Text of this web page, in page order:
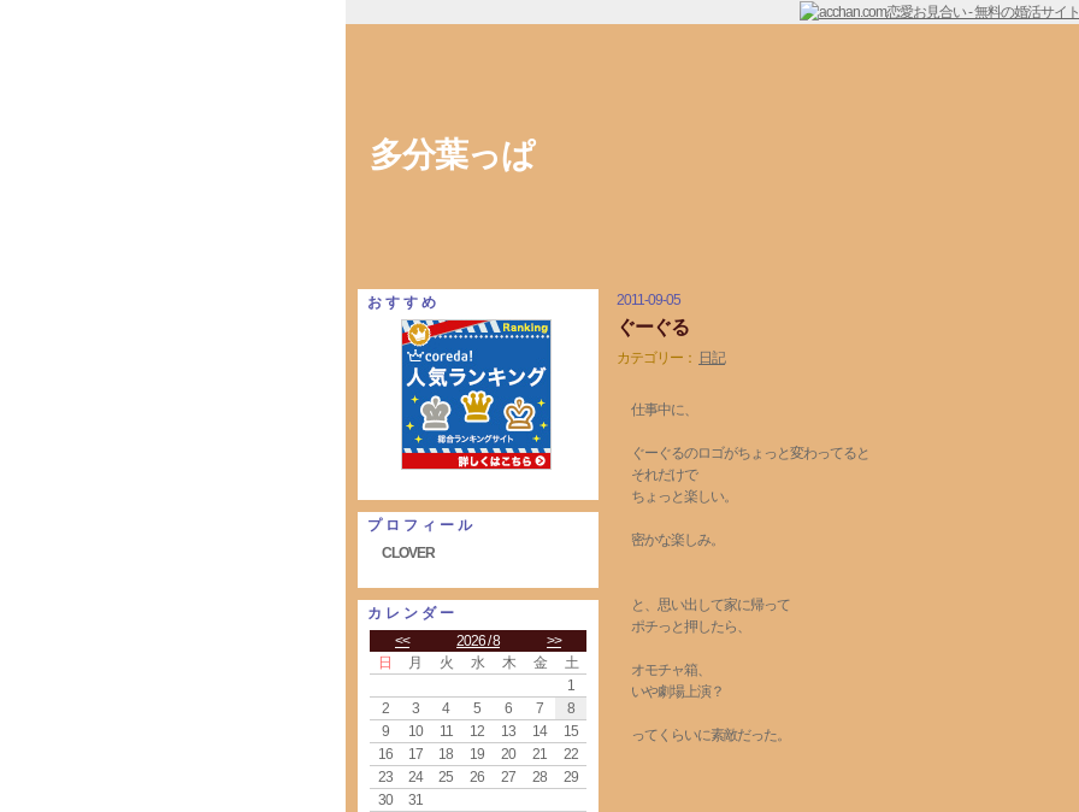
多分葉っぱ
おすすめ
プロフィール
CLOVER
カレンダー
<<
2026 / 8
>>
日
月 火 水 木 金
土
1
2
3 4 5 6 7
8
9
10 11 12 13 14
15
16
17 18 19 20 21
22
23
24 25 26 27 28
29
30
31
2011-09-05
ぐーぐる
カテゴリー： 日記
仕事中に、
ぐーぐるのロゴがちょっと変わってると
それだけで
ちょっと楽しい。
密かな楽しみ。
と、思い出して家に帰って
ポチっと押したら、
オモチャ箱、
いや劇場上演？
ってくらいに素敵だった。